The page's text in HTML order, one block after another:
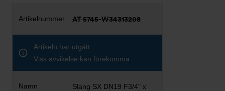
AT 5745-W34313208
Artikeln har utgått
Viss avvikelse kan förekomma
Slang SX DN19 F3/4" x